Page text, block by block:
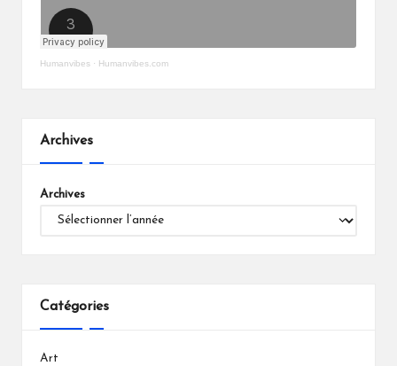
Humanvibes · Humanvibes.com
Archives
Archives
Catégories
Art